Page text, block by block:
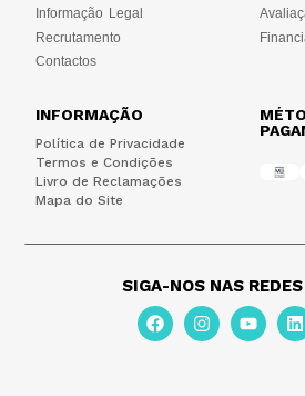
Informação Legal
Recrutamento
Contactos
INFORMAÇÃO
Política de Privacidade
Termos e Condições
Livro de Reclamações
Mapa do Site
SIGA-NOS NAS